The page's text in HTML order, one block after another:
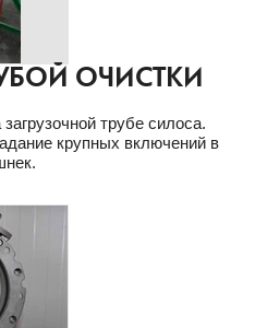
ОЧИСТКИ
трубе силоса.
крупных включений в